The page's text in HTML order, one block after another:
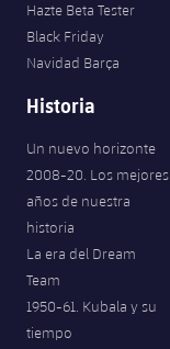
Hazte Beta Tester
Black Friday
Navidad Barça
Historia
Un nuevo horizonte
2008-20. Los mejores
años de nuestra
historia
La era del Dream
Team
1950-61. Kubala y su
tiempo